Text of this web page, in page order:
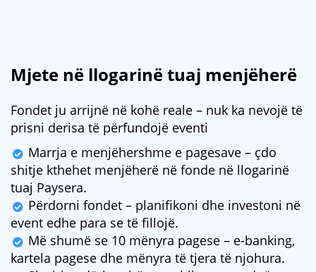
Mjete në llogarinë tuaj menjëherë
Fondet ju arrijnë në kohë reale – nuk ka nevojë të
prisni derisa të përfundojë eventi
Marrja e menjëhershme e pagesave – çdo
shitje kthehet menjëherë në fonde në llogarinë
tuaj Paysera.
Përdorni fondet – planifikoni dhe investoni në
event edhe para se të fillojë.
Më shumë se 10 mënyra pagese – e-banking,
kartela pagese dhe mënyra të tjera të njohura.